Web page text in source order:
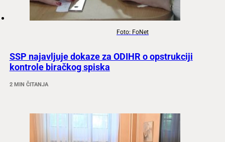
Foto: FoNet
SSP najavljuje dokaze za ODIHR o opstrukciji
kontrole biračkog spiska
2 MIN ČITANJA